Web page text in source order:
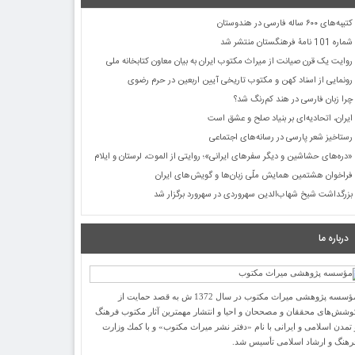
کتیبه‌های ۶۰۰ ساله فارسی در هندوستان
شماره 101 نامۀ فرهنگستان منتشر شد
روایت یک قرن صیانت از میراث مکتوب ایران به بیان معاون کتابخانه ملی
رونمایی از اسناد کهن و مکتوب تاریخی آیین اربعین در حرم رضوی
چرا زبان فارسی در هند کم‌رنگ شد؟
ایران، اتحادیه‌ای بر بنیاد صلح و عشق است
رستاخیز شعر پارسی در رسانه‌های اجتماعی
«دره‌های حشاشین و دیگر سفرهای ایرانی»؛ روایتی از الموت، لرستان و ایلام
فراخوان هشتمین همایش ملّی زبان‌ها و گویش‌های ایران
بزرگداشت شیخ شهاب‌الدین سهروردی در سهرورد برگزار شد
درباره ما
مؤسسه پژوهشی میراث مكتوب در سال 1372 ش به قصد حمایت از
محققان و مصححان و احیا و انتشار مهمترین آثار مكتوب فرهنگ
تمدن اسلامی و ایرانی با نام «دفتر نشر میراث مكتوب» و با كمك وزارت
و ارشاد اسلامی تأسیس شد.